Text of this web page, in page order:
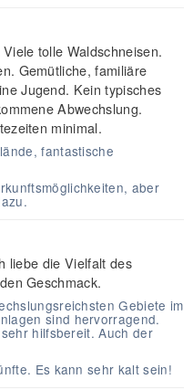
tolle Waldschneisen.
Gemütliche, familiäre
Jugend. Kein typisches
Abwechslung.
minimal.
fantastische
aber
liebe die Vielfalt des
Geschmack.
Gebiete im
sind hervorragend.
hilfsbereit. Auch der
Es kann sehr kalt sein!